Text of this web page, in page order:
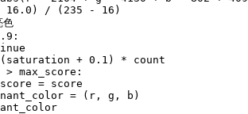
16.0) / (235 - 16)
色
+ 0.1) * count
> max_score:
= score
= (r, g, b)